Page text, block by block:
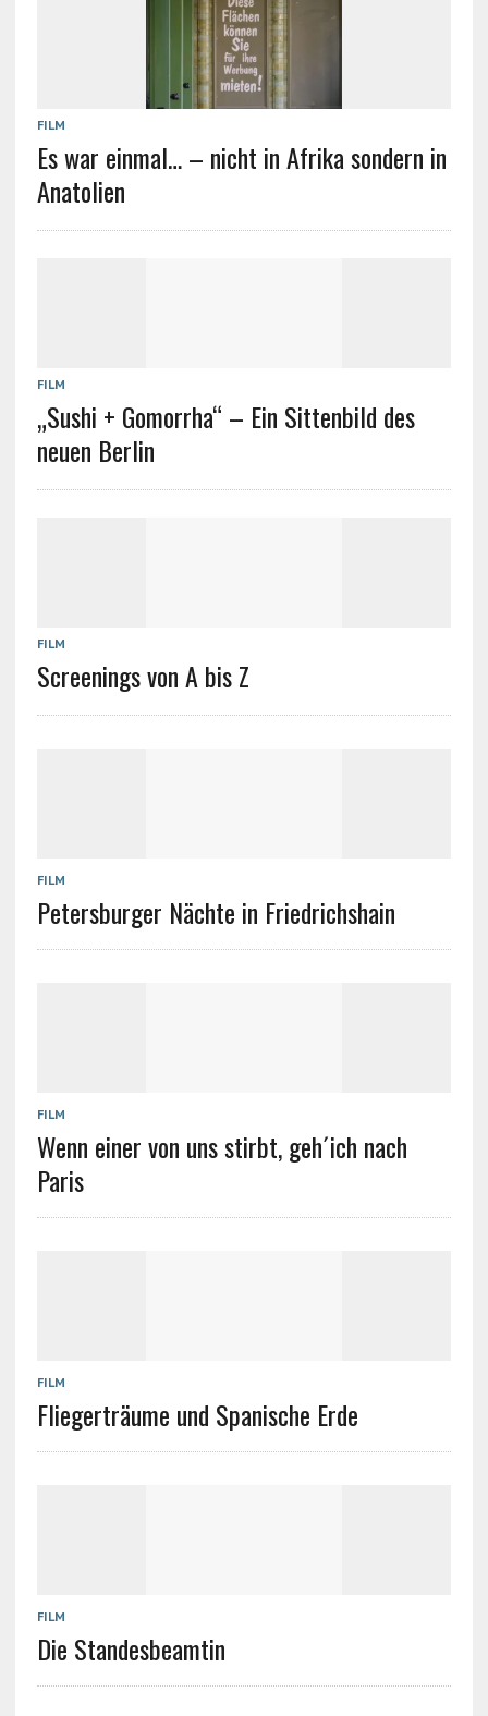
FILM
Es war einmal… – nicht in Afrika sondern in
Anatolien
FILM
„Sushi + Gomorrha“ – Ein Sittenbild des
neuen Berlin
FILM
Screenings von A bis Z
FILM
Petersburger Nächte in Friedrichshain
FILM
Wenn einer von uns stirbt, geh´ich nach
Paris
FILM
Fliegerträume und Spanische Erde
FILM
Die Standesbeamtin